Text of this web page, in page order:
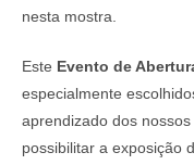
nesta mostra.
Este Evento de
especialmente
aprendizado dos
possibilitar a exposição